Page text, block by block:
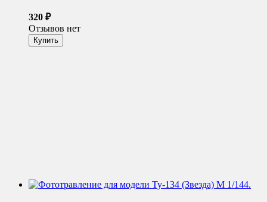
320 ₽
Отзывов нет